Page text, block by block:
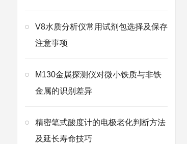
V8水质分析仪常用试剂包选择及保存
注意事项
M130金属探测仪对微小铁质与非铁
金属的识别差异
精密笔式酸度计的电极老化判断方法
及延长寿命技巧